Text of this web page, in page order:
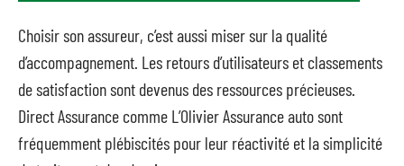
Choisir son assureur, c’est aussi miser sur la qualité
d’accompagnement. Les retours d’utilisateurs et classements
de satisfaction sont devenus des ressources précieuses.
Direct Assurance comme L’Olivier Assurance auto sont
fréquemment plébiscités pour leur réactivité et la simplicité